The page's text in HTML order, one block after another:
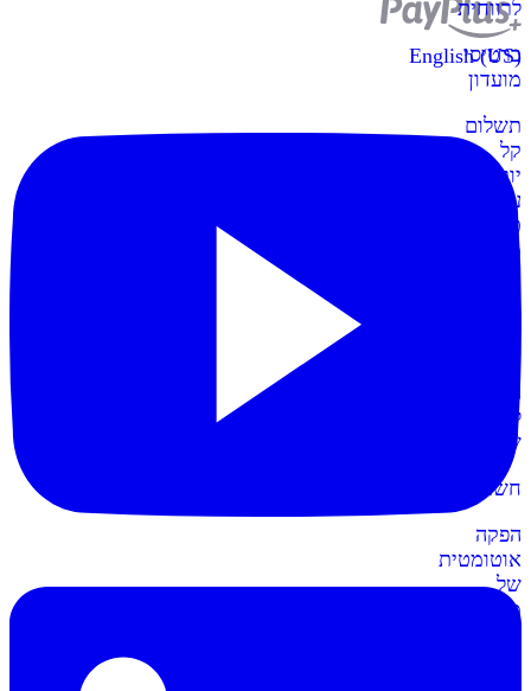
לרווחית
כרטיסי
מועדון
תשלום
קל
יותר
עם
כרטיסי
מועדון
קופות
הקופות
החדשות
לעסק
שלכם
חשבונית+
הפקה
אוטומטית
של
מסמכים
English (US)